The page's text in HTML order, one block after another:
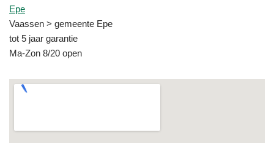
Epe
Vaassen > gemeente Epe
tot 5 jaar garantie
Ma-Zon 8/20 open